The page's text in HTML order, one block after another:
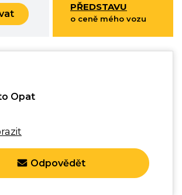
PŘEDSTAVU
o ceně mého vozu
Opat
Odpovědět